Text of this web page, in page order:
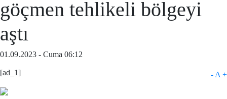
göçmen tehlikeli bölgeyi
aştı
01.09.2023 - Cuma 06:12
- A +
[ad_1]